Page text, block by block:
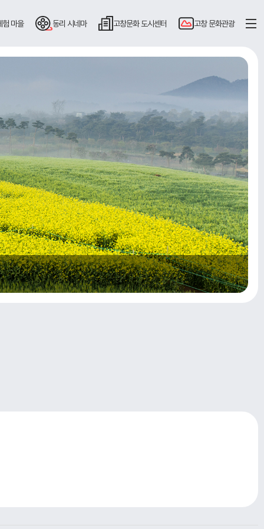
마을 동리 시네마 고창문화도시센터 고창문화관광